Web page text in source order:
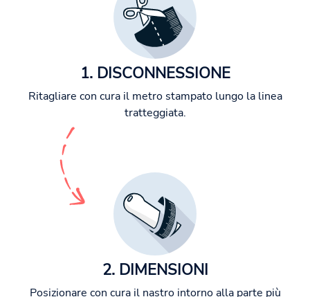
1. DISCONNESSIONE
Ritagliare con cura il metro stampato lungo la linea
tratteggiata.
2. DIMENSIONI
Posizionare con cura il nastro intorno alla parte più